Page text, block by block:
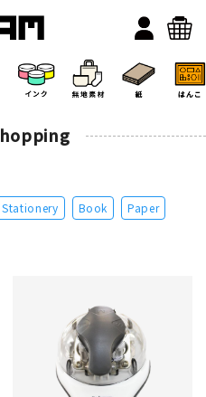
Stationery Book
Paper